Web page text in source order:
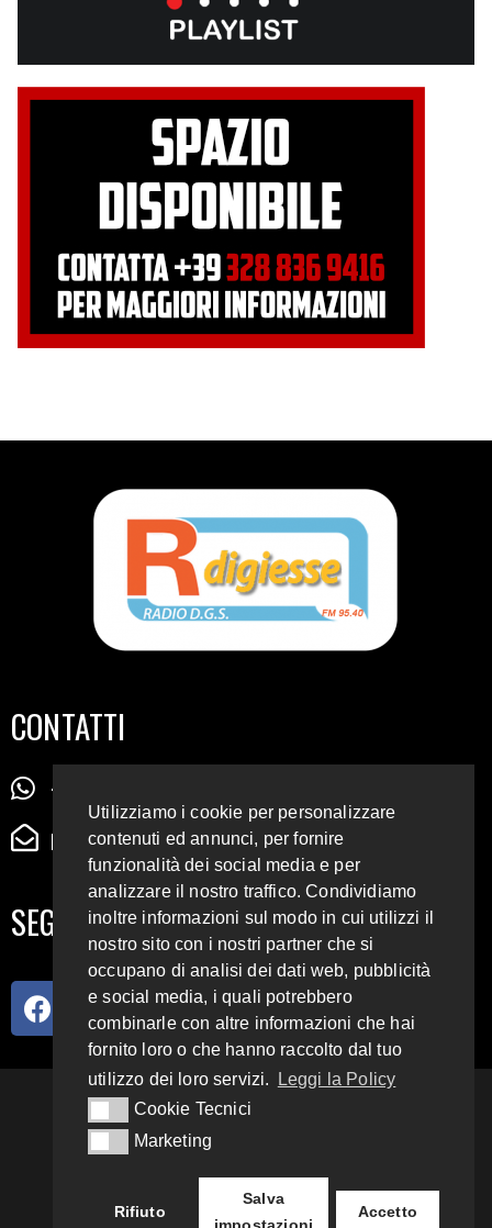
CONTATTI
+39 345 72 72 88 5
radiodigiesse@gmail.com
SEGUICI SUI SOCIAL
93.4 E 95.3 FM
Utilizziamo i cookie per personalizzare
contenuti ed annunci, per fornire
funzionalità dei social media e per
analizzare il nostro traffico. Condividiamo
inoltre informazioni sul modo in cui utilizzi il
nostro sito con i nostri partner che si
occupano di analisi dei dati web, pubblicità
e social media, i quali potrebbero
combinarle con altre informazioni che hai
fornito loro o che hanno raccolto dal tuo
utilizzo dei loro servizi.
Leggi la Policy
Cookie Tecnici
Cookie Tecnici
MarketingMarketing
Rifiuto
Salva
Accetto